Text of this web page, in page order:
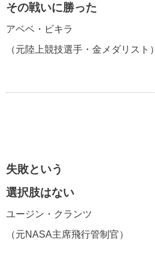
その戦いに勝った
アベベ・ビキラ
（元陸上競技選手・金メダリスト）
失敗という
選択肢はない
ユージン・クランツ
（元NASA主席飛行管制官）